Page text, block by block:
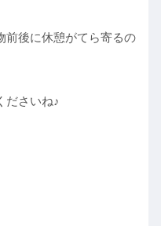
前後に休憩がてら寄るの
ださいね♪